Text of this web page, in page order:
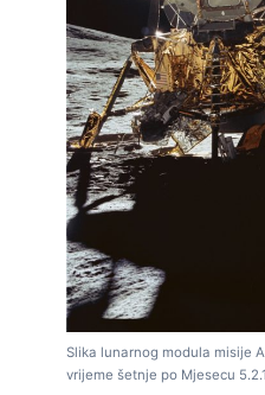
Slika lunarnog modula misije
vrijeme šetnje po Mjesecu